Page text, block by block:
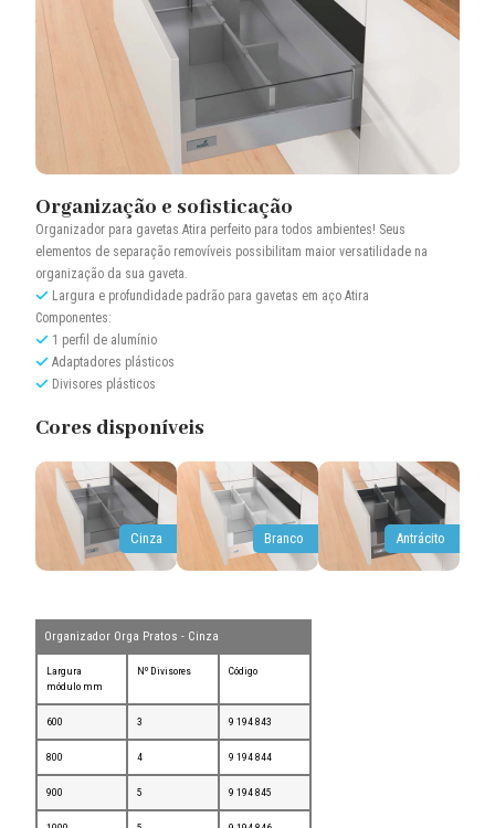
Organizador para gavetas Atira perfeito para todos ambientes! Seus
elementos de separação removíveis possibilitam maior versatilidade na
organização da sua gaveta.
Largura e profundidade padrão para gavetas em aço Atira
Organização e sofisticação
Componentes:
1 perfil de alumínio
Adaptadores plásticos
Divisores plásticos
Cores disponíveis
Cinza Branco Antrácito
Organizador Orga Pratos - Cinza
Largura
módulo mm
Nº Divisores Código
600 3 9 194 843
800 4 9 194 844
900 5 9 194 845